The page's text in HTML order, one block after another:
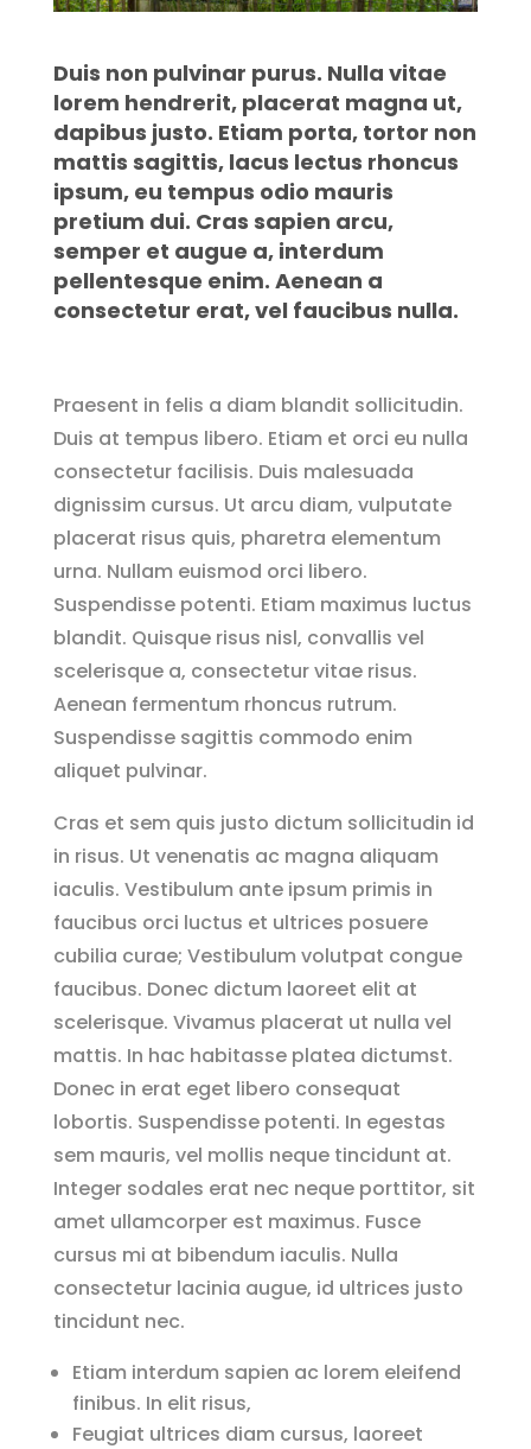
Duis non pulvinar purus. Nulla vitae
lorem hendrerit, placerat magna ut,
dapibus justo. Etiam porta, tortor non
mattis sagittis, lacus lectus rhoncus
ipsum, eu tempus odio mauris
pretium dui. Cras sapien arcu,
semper et augue a, interdum
pellentesque enim. Aenean a
consectetur erat, vel faucibus nulla.
Praesent in felis a diam blandit sollicitudin.
Duis at tempus libero. Etiam et orci eu nulla
consectetur facilisis. Duis malesuada
dignissim cursus. Ut arcu diam, vulputate
placerat risus quis, pharetra elementum
urna. Nullam euismod orci libero.
Suspendisse potenti. Etiam maximus luctus
blandit. Quisque risus nisl, convallis vel
scelerisque a, consectetur vitae risus.
Aenean fermentum rhoncus rutrum.
Suspendisse sagittis commodo enim
aliquet pulvinar.
Cras et sem quis justo dictum sollicitudin id
in risus. Ut venenatis ac magna aliquam
iaculis. Vestibulum ante ipsum primis in
faucibus orci luctus et ultrices posuere
cubilia curae; Vestibulum volutpat congue
faucibus. Donec dictum laoreet elit at
scelerisque. Vivamus placerat ut nulla vel
mattis. In hac habitasse platea dictumst.
Donec in erat eget libero consequat
lobortis. Suspendisse potenti. In egestas
sem mauris, vel mollis neque tincidunt at.
Integer sodales erat nec neque porttitor, sit
amet ullamcorper est maximus. Fusce
cursus mi at bibendum iaculis. Nulla
consectetur lacinia augue, id ultrices justo
tincidunt nec.
Etiam interdum sapien ac lorem eleifend
finibus. In elit risus,
Feugiat ultrices diam cursus, laoreet